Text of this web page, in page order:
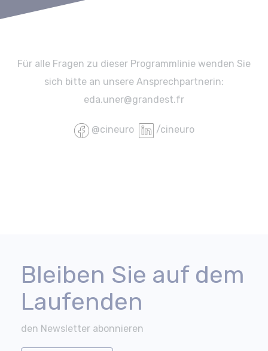
Für alle Fragen zu dieser Programmlinie wenden Sie
sich bitte an unsere Ansprechpartnerin:
eda.uner@grandest.fr
@cineuro /cineuro
Bleiben Sie auf dem
Laufenden
den Newsletter abonnieren